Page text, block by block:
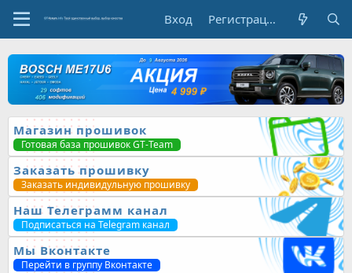
Вход Регистрация
Магазин прошивок
Готовая база прошивок GT-Team
Заказать прошивку
Заказать индивидульную прошивку
Наш Телеграмм канал
Подписаться на Telegram канал
Мы Вконтакте
Перейти в группу Вконтакте